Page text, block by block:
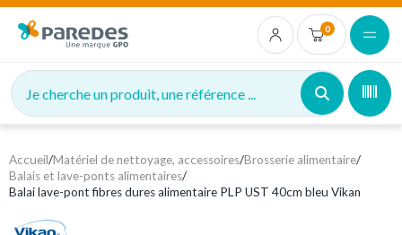
0
Je cherche un produit, une référence ...
Accueil/Matériel de nettoyage, accessoires/Brosserie alimentaire/
Balais et lave-ponts alimentaires/
Balai lave-pont fibres dures alimentaire PLP UST 40cm bleu Vikan